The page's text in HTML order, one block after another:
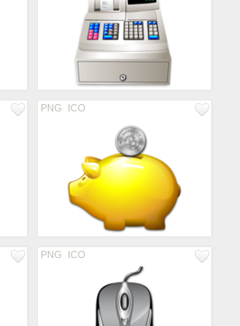
PNG ICO
PNG ICO